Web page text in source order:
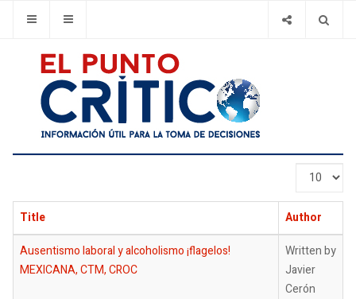
Display
Title
Author
Ausentismo laboral y alcoholismo ¡flagelos!
MEXICANA, CTM, CROC
Written by
Javier
Cerón